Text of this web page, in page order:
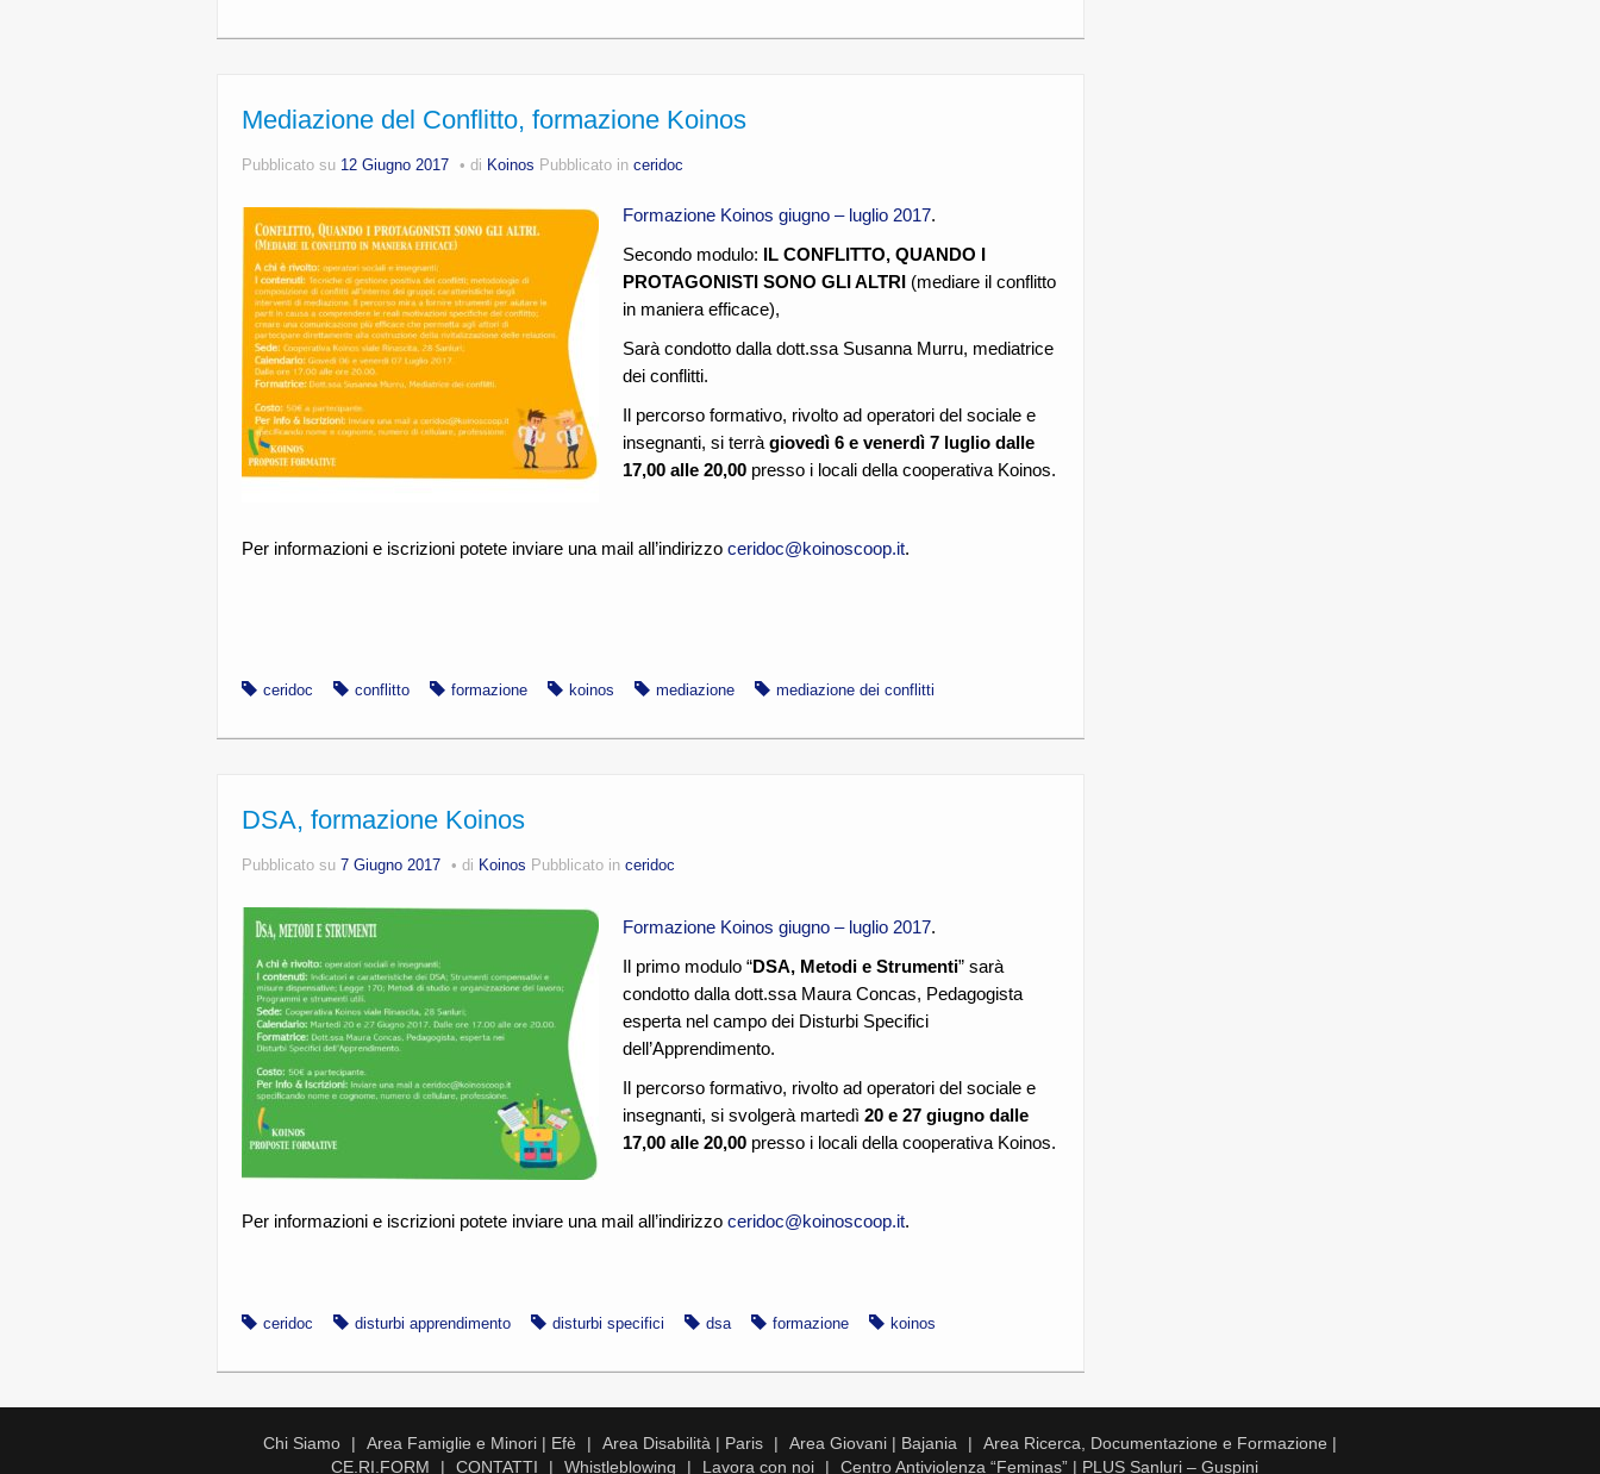
Mediazione del Conflitto, formazione Koinos
Pubblicato su 12 Giugno 2017 di Koinos Pubblicato in ceridoc
Formazione Koinos giugno – luglio 2017.
Secondo modulo: IL CONFLITTO, QUANDO I
PROTAGONISTI SONO GLI ALTRI (mediare il conflitto
in maniera efficace),
Sarà condotto dalla dott.ssa Susanna Murru, mediatrice
dei conflitti.
Il percorso formativo, rivolto ad operatori del sociale e
insegnanti, si terrà giovedì 6 e venerdì 7 luglio dalle
17,00 alle 20,00 presso i locali della cooperativa Koinos.
Per informazioni e iscrizioni potete inviare una mail all’indirizzo ceridoc@koinoscoop.it.
ceridoc conflitto formazione koinos mediazione mediazione dei conflitti
DSA, formazione Koinos
Pubblicato su 7 Giugno 2017 di Koinos Pubblicato in ceridoc
Formazione Koinos giugno – luglio 2017.
Il primo modulo “DSA, Metodi e Strumenti” sarà
condotto dalla dott.ssa Maura Concas, Pedagogista
esperta nel campo dei Disturbi Specifici
dell’Apprendimento.
Il percorso formativo, rivolto ad operatori del sociale e
insegnanti, si svolgerà martedì 20 e 27 giugno dalle
17,00 alle 20,00 presso i locali della cooperativa Koinos.
Per informazioni e iscrizioni potete inviare una mail all’indirizzo ceridoc@koinoscoop.it.
ceridoc disturbi apprendimento disturbi specifici dsa formazione koinos
Chi Siamo Area Famiglie e Minori | Efè Area Disabilità | Paris Area Giovani | Bajania
Area Ricerca, Documentazione e Formazione |
CE.RI.FORM
CONTATTI Whistleblowing Lavora con noi Centro Antiviolenza “Feminas” | PLUS Sanluri – Guspini